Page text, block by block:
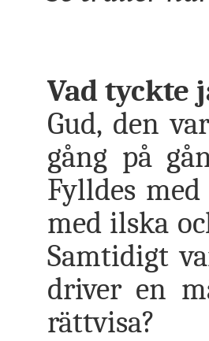
Vad tyckte
Gud, den
gång på
Fylldes
med ilska
Samtidigt
driver en
rättvisa?